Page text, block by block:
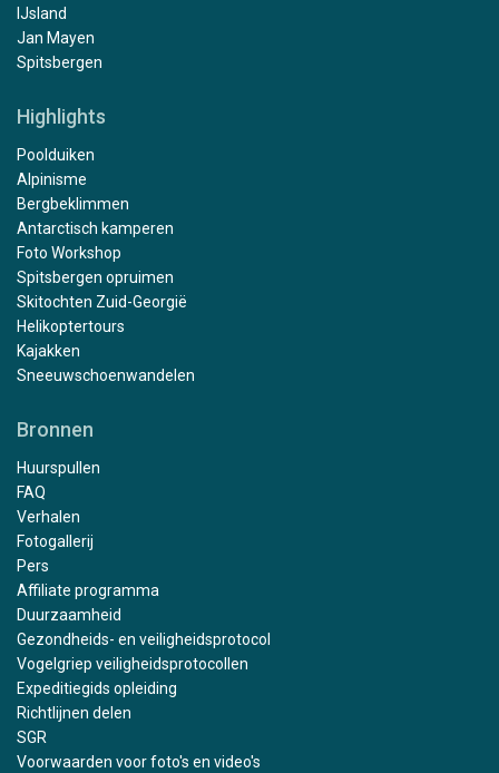
IJsland
Jan Mayen
Spitsbergen
Highlights
Poolduiken
Alpinisme
Bergbeklimmen
Antarctisch kamperen
Foto Workshop
Spitsbergen opruimen
Skitochten Zuid-Georgië
Helikoptertours
Kajakken
Sneeuwschoenwandelen
Bronnen
Huurspullen
FAQ
Verhalen
Fotogallerij
Pers
Affiliate programma
Duurzaamheid
Gezondheids- en veiligheidsprotocol
Vogelgriep veiligheidsprotocollen
Expeditiegids opleiding
Richtlijnen delen
SGR
Voorwaarden voor foto's en video's